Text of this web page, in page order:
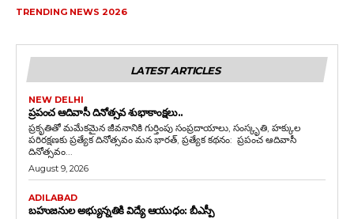
TRENDING NEWS 2026
LATEST ARTICLES
NEW DELHI
ప్రపంచ ఆదివాసీ దినోత్సవ శుభాకాంక్షలు..
ప్రకృతితో మమేకమైన జీవనానికి గుర్తింపు సంప్రదాయాలు, సంస్కృతి, హక్కుల
పరిరక్షణకు ప్రత్యేక దినోత్సవం మన భారత్, ప్రత్యేక కథనం: ప్రపంచ ఆదివాసీ
దినోత్సవం...
August 9, 2026
ADILABAD
బహుజనుల అభ్యున్నతికి విద్యే ఆయుధం: బీఎస్పీ